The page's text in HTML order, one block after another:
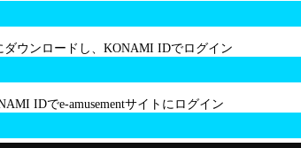
ダウンロードし、KONAMI IDでログイン
IDでe-amusementサイトにログイン